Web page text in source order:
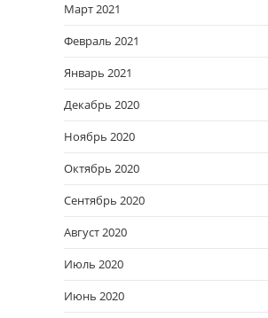
Март 2021
Февраль 2021
Январь 2021
Декабрь 2020
Ноябрь 2020
Октябрь 2020
Сентябрь 2020
Август 2020
Июль 2020
Июнь 2020